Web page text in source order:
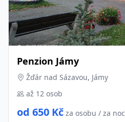
Penzion Jámy
Žďár nad Sázavou, Jámy
až 12 osob
od 650 Kč za osobu / za noc